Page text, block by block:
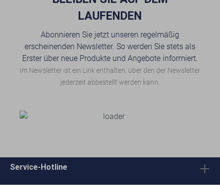
LAUFENDEN
Abonnieren Sie jetzt unseren regelmäßig
erscheinenden Newsletter. So werden Sie stets als
Erster über neue Produkte und Angebote informiert.
Im Newsletter ist ein Link enthalten, über den der Newsletter
jederzeit abbestellt werden kann.
Service-Hotline